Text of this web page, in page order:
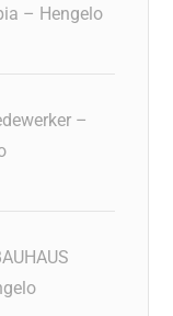
– Hengelo
–